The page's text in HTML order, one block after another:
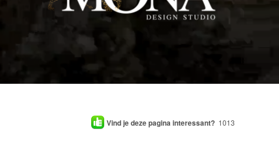
Vind je deze pagina interessant? 1013